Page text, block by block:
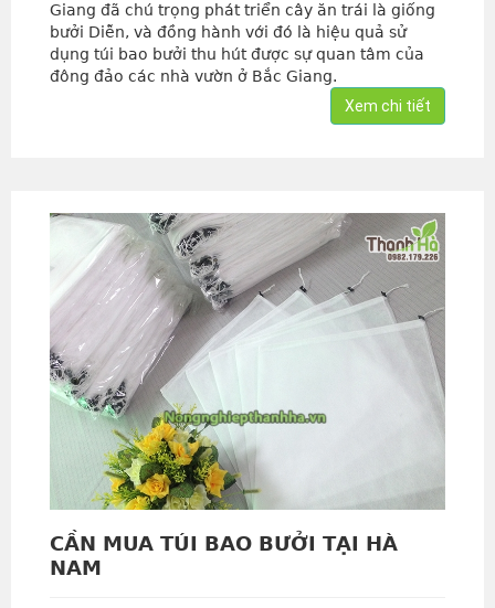
Giang đã chú trọng phát triển cây ăn trái là giống
bưởi Diễn, và đồng hành với đó là hiệu quả sử
dụng túi bao bưởi thu hút được sự quan tâm của
đông đảo các nhà vườn ở Bắc Giang.
Xem chi tiết
CẦN MUA TÚI BAO BƯỞI TẠI HÀ
NAM